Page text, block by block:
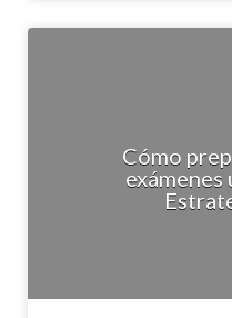
Cómo